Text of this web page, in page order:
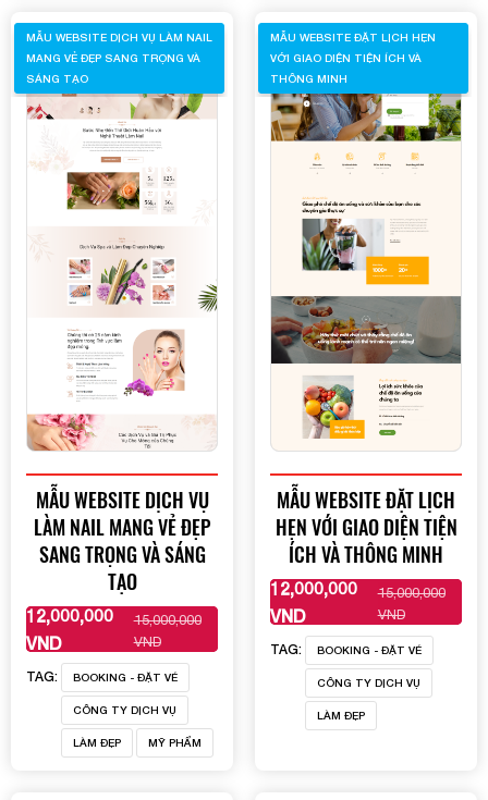
MẪU WEBSITE DỊCH VỤ
LÀM NAIL MANG VẺ ĐẸP
SANG TRỌNG VÀ SÁNG
TẠO
12,000,000
VND
15,000,000
VND
XEM THÊM
TAG: BOOKING - ĐẶT VÉ
CÔNG TY DỊCH VỤ
LÀM ĐẸP MỸ PHẨM
MẪU WEBSITE DỊCH VỤ LÀM NAIL
MANG VẺ ĐẸP SANG TRỌNG VÀ
SÁNG TẠO
MẪU WEBSITE ĐẶT LỊCH
HẸN VỚI GIAO DIỆN TIỆN
ÍCH VÀ THÔNG MINH
12,000,000
VND
15,000,000
VND
XEM THÊM
TAG: BOOKING - ĐẶT VÉ
CÔNG TY DỊCH VỤ
LÀM ĐẸP
MẪU WEBSITE ĐẶT LỊCH HẸN
VỚI GIAO DIỆN TIỆN ÍCH VÀ
THÔNG MINH